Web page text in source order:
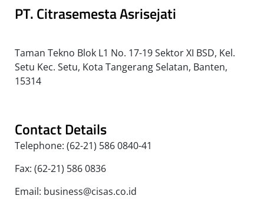
PT. Citrasemesta Asrisejati
Taman Tekno Blok L1 No. 17-19 Sektor XI BSD, Kel.
Setu Kec. Setu, Kota Tangerang Selatan, Banten,
15314
Contact Details
Telephone: (62-21) 586 0840-41
Fax: (62-21) 586 0836
Email: business@cisas.co.id